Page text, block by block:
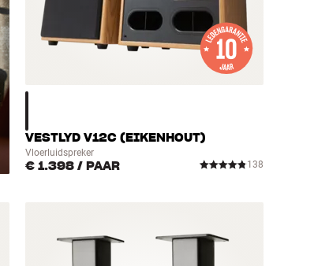
VESTLYD V12C (EIKENHOUT)
Vloerluidspreker
€ 1.398 / PAAR 138